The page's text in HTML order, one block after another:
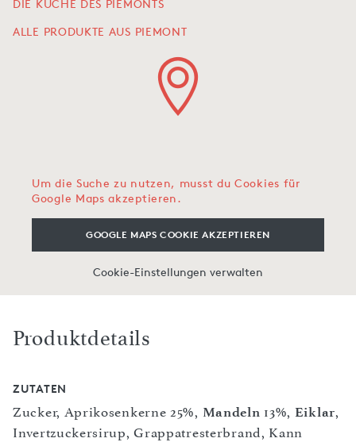
DIE KÜCHE DES PIEMONTS
ALLE PRODUKTE AUS PIEMONT
Um die Suche zu nutzen, musst du Cookies für
Google Maps akzeptieren.
GOOGLE MAPS COOKIE AKZEPTIEREN
Cookie-Einstellungen verwalten
Produktdetails
ZUTATEN
Zucker, Aprikosenkerne 25%, Mandeln 13%, Eiklar,
Invertzuckersirup, Grappatresterbrand, Kann